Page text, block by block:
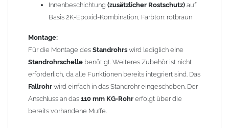
Gewicht: 4,10 kg
Allgemeine Hinweise / Informationen:
Wegen derelektrochemischen Kontaktkorrosiondürfen
Kupferbauteile nicht mit Zink, Aluminium oder verzinkten
Bauteilen zusammen verbaut werden. Diese Metalle werden
durch Kupferionen stark angegriffen, insbesondere wenn
Regenwasser von Kupfer auf sie fließt. Lösung: Materialien
trennen (z. B. durch Trennstreifen oder Beschichtungen) und den
Innenbeschichtung (zusätzlicher Rostschutz) auf
Basis 2K-Epoxid-Kombination, Farbton: rotbraun
Montage:
Für die Montage des Standrohrs wird lediglich eine
Standrohrschelle benötigt. Weiteres Zubehör ist nicht
erforderlich, da alle Funktionen bereits integriert sind. Das
Fallrohr wird einfach in das Standrohr eingeschoben. Der
Anschluss an das 110 mm KG-Rohr erfolgt über die
bereits vorhandene Muffe.